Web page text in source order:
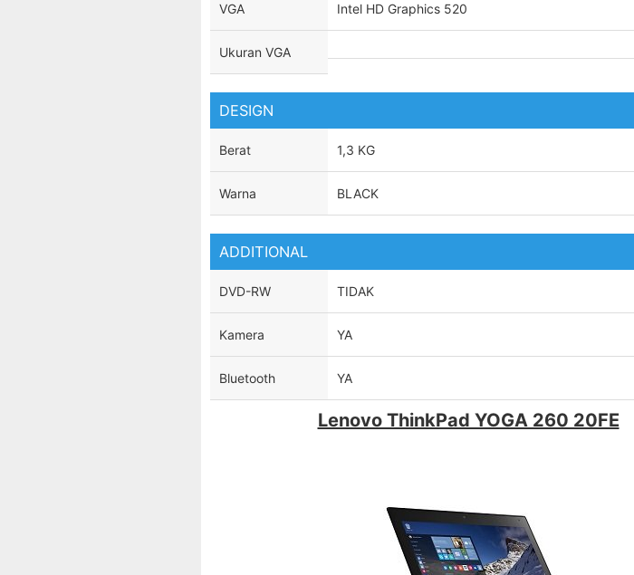
VGA Intel HD Graphics 520
Ukuran VGA
DESIGN
Berat 1,3 KG
Warna BLACK
ADDITIONAL
DVD-RW TIDAK
Kamera YA
Bluetooth YA
Lenovo ThinkPad YOGA 260 20FE